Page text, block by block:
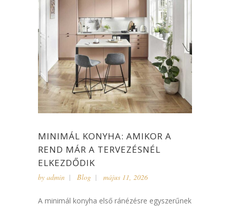
MINIMÁL KONYHA: AMIKOR A
REND MÁR A TERVEZÉSNÉL
ELKEZDŐDIK
by admin Blog május 11, 2026
A minimál konyha első ránézésre egyszerűnek